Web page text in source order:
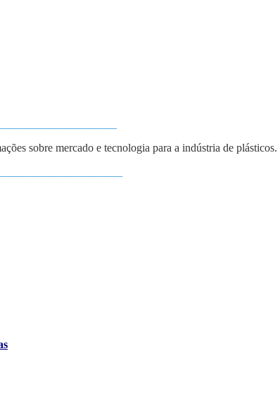
sobre mercado e tecnologia para a indústria de plásticos.